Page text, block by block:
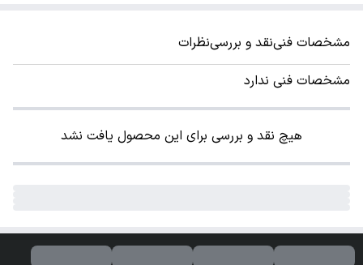
مشخصات فنینقد و بررسینظرات
مشخصات فنی ندارد
هیچ نقد و بررسی برای این محصول یافت نشد